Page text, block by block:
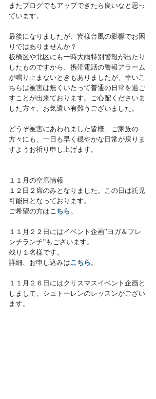
またブログでもアップできたら良いなと思っ
ています。
最後になりましたが、皆様台風の影響でお困
りではありませんか？
板橋区や北区にも一時大雨特別警報が出たり
したものですから、携帯電話の警報アラーム
が鳴り止まないときもありましたが、幸いこ
ちらは被害は無くいたって普通の日常を過ご
すことが出来ております。ご心配くださいま
した方々、お気遣い有難うございました。
どうぞ被害にあわれました皆様、ご家族の
方々にも、一日も早く穏やかな日常が戻りま
すようお祈り申し上げます。
１１月の空席情報
１２日２席のみとなりました。この日は託児
可能日となっております。
ご希望の方はこちら。
１１月２２日にはイベント企画”ヨガ＆フレ
ンチランチ”もございます。
残り１名様です。
詳細、お申し込みはこちら。
１１月２６日にはクリスマスイベント企画と
しまして、シュトーレンのレッスンがござい
ます。